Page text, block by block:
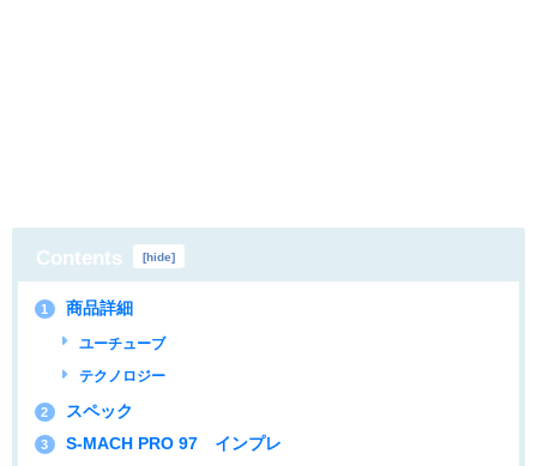
Contents [hide]
1 商品詳細
ユーチューブ
テクノロジー
2 スペック
3 S-MACH PRO 97 インプレ